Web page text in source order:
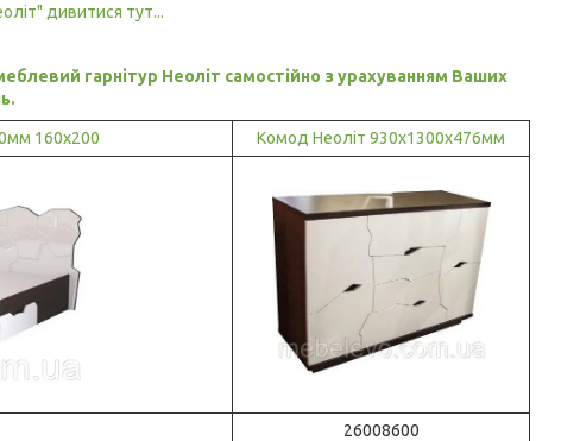
дивитися тут...
гарнітур Неоліт самостійно з урахуванням Ваших
160х200 Комод Неоліт 930х1300х476мм
26008600